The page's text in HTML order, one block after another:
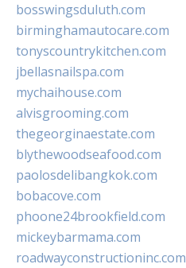
bosswingsduluth.com
birminghamautocare.com
tonyscountrykitchen.com
jbellasnailspa.com
mychaihouse.com
alvisgrooming.com
thegeorginaestate.com
blythewoodseafood.com
paolosdelibangkok.com
bobacove.com
phoone24brookfield.com
mickeybarmama.com
roadwayconstructioninc.com